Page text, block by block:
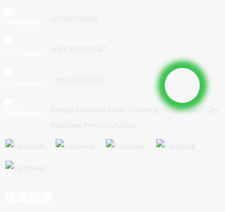
Shengli Industrial Zone, Tancheng county, Linyi City,